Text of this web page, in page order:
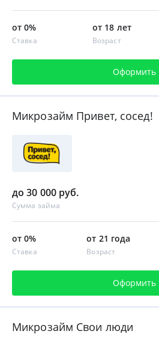
от 0%
Ставка
от 18 лет
Возраст
Оформить
Микрозайм Привет, сосед!
до 30 000 руб.
Сумма займа
от 0%
Ставка
от 21 года
Возраст
Оформить
Микрозайм Свои люди